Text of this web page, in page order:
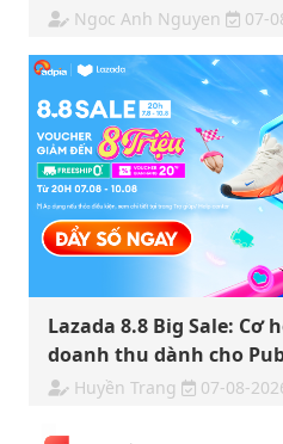
Ngoc Anh Nguyen 07-
Lazada 8.8 Big Sale: Cơ
doanh thu dành cho
Huyền Trang 07-08-